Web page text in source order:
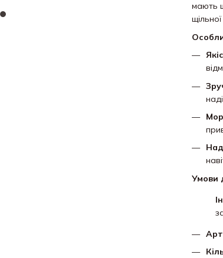
мають
Умови